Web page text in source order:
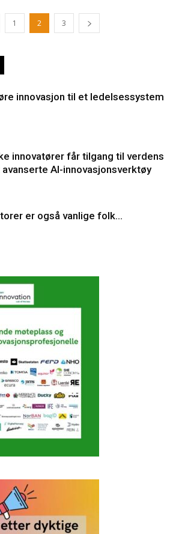
1 2 3
innovasjon til et ledelsessystem
innovatører får tilgang til verdens
AI-innovasjonsverktøy
er også vanlige folk…